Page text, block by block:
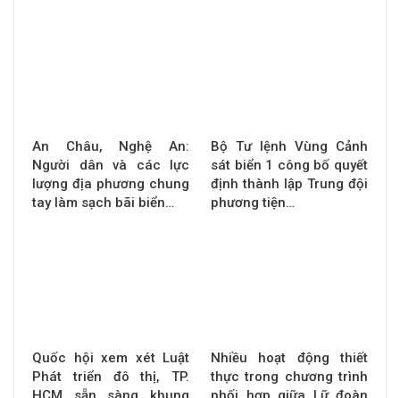
An Châu, Nghệ An:
Người dân và các lực
lượng địa phương chung
tay làm sạch bãi biển…
Bộ Tư lệnh Vùng Cảnh
sát biển 1 công bố quyết
định thành lập Trung đội
phương tiện…
Quốc hội xem xét Luật
Phát triển đô thị, TP.
Nhiều hoạt động thiết
thực trong chương trình